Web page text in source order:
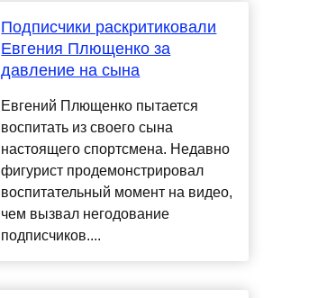
Подписчики раскритиковали
Евгения Плющенко за
давление на сына
Евгений Плющенко пытается
воспитать из своего сына
настоящего спортсмена. Недавно
фигурист продемонстрировал
воспитательный момент на видео,
чем вызвал негодование
подписчиков....